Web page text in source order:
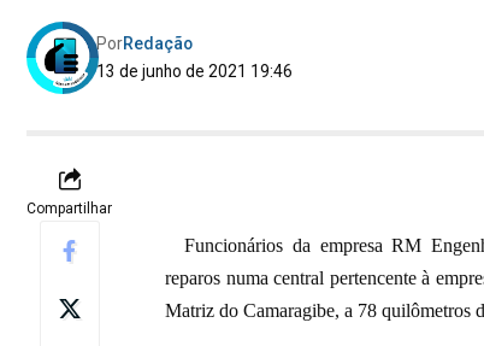
13 de junho de 2021 19:46
PorRedação
Compartilhar
Funcionários da empresa RM
reparos numa central pertencente à
Matriz do Camaragibe, a 78 quilômetros